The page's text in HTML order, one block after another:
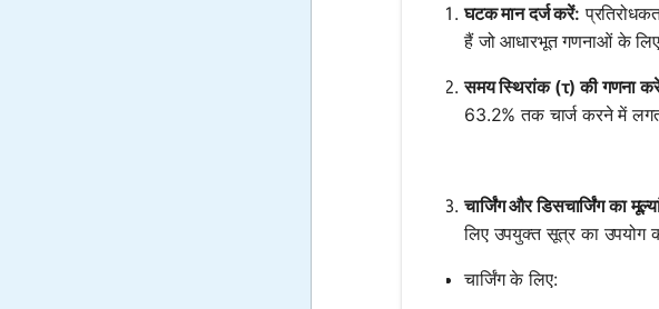
घटक मान दर्ज करें:
हैं जो आधारभूत गणनाओं के
समय स्थिरांक (τ) की गणना
63.2% तक चार्ज करने में
चार्जिंग और डिसचार्जिंग का
लिए उपयुक्त सूत्र का उपयोग
चार्जिंग के लिए: